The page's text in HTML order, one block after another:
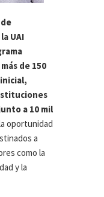
UAI
de 150
a 10 mil
oportunidad
a
como la
y la